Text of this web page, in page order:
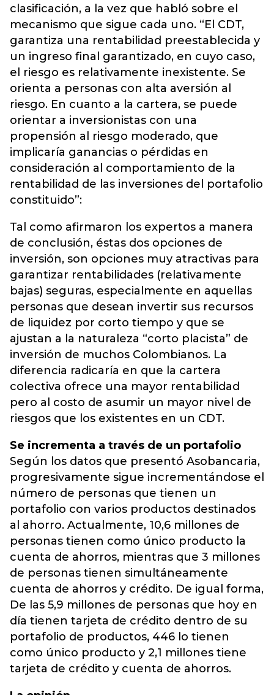
clasificación, a la vez que habló sobre el
mecanismo que sigue cada uno. “El CDT,
garantiza una rentabilidad preestablecida y
un ingreso final garantizado, en cuyo caso,
el riesgo es relativamente inexistente. Se
orienta a personas con alta aversión al
riesgo. En cuanto a la cartera, se puede
orientar a inversionistas con una
propensión al riesgo moderado, que
implicaría ganancias o pérdidas en
consideración al comportamiento de la
rentabilidad de las inversiones del portafolio
constituido”:
Tal como afirmaron los expertos a manera
de conclusión, éstas dos opciones de
inversión, son opciones muy atractivas para
garantizar rentabilidades (relativamente
bajas) seguras, especialmente en aquellas
personas que desean invertir sus recursos
de liquidez por corto tiempo y que se
ajustan a la naturaleza “corto placista” de
inversión de muchos Colombianos. La
diferencia radicaría en que la cartera
colectiva ofrece una mayor rentabilidad
pero al costo de asumir un mayor nivel de
riesgos que los existentes en un CDT.
Se incrementa a través de un portafolio
Según los datos que presentó Asobancaria,
progresivamente sigue incrementándose el
número de personas que tienen un
portafolio con varios productos destinados
al ahorro. Actualmente, 10,6 millones de
personas tienen como único producto la
cuenta de ahorros, mientras que 3 millones
de personas tienen simultáneamente
cuenta de ahorros y crédito. De igual forma,
De las 5,9 millones de personas que hoy en
día tienen tarjeta de crédito dentro de su
portafolio de productos, 446 lo tienen
como único producto y 2,1 millones tiene
tarjeta de crédito y cuenta de ahorros.